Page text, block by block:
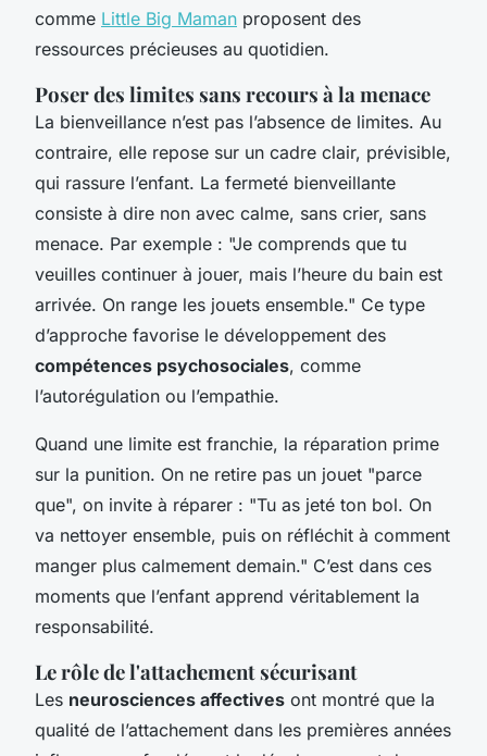
comme Little Big Maman proposent des
ressources précieuses au quotidien.
Poser des limites sans recours à la menace
La bienveillance n’est pas l’absence de limites. Au
contraire, elle repose sur un cadre clair, prévisible,
qui rassure l’enfant. La fermeté bienveillante
consiste à dire non avec calme, sans crier, sans
menace. Par exemple : "Je comprends que tu
veuilles continuer à jouer, mais l’heure du bain est
arrivée. On range les jouets ensemble." Ce type
d’approche favorise le développement des
compétences psychosociales, comme
l’autorégulation ou l’empathie.
Quand une limite est franchie, la réparation prime
sur la punition. On ne retire pas un jouet "parce
que", on invite à réparer : "Tu as jeté ton bol. On
va nettoyer ensemble, puis on réfléchit à comment
manger plus calmement demain." C’est dans ces
moments que l’enfant apprend véritablement la
responsabilité.
Le rôle de l'attachement sécurisant
Les neurosciences affectives ont montré que la
qualité de l’attachement dans les premières années